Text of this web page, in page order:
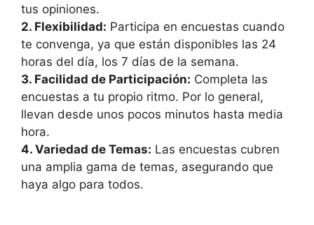
tus opiniones.
2. Flexibilidad: Participa en encuestas cuando
te convenga, ya que están disponibles las 24
horas del día, los 7 días de la semana.
3. Facilidad de Participación: Completa las
encuestas a tu propio ritmo. Por lo general,
llevan desde unos pocos minutos hasta media
hora.
4. Variedad de Temas: Las encuestas cubren
una amplia gama de temas, asegurando que
haya algo para todos.